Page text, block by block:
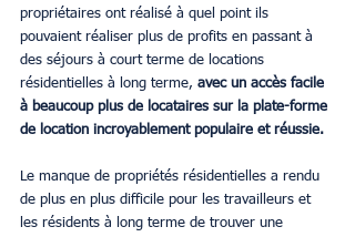
propriétaires ont réalisé à quel point ils
pouvaient réaliser plus de profits en passant à
des séjours à court terme de locations
résidentielles à long terme, avec un accès facile
à beaucoup plus de locataires sur la plate-forme
de location incroyablement populaire et réussie.
Le manque de propriétés résidentielles a rendu
de plus en plus difficile pour les travailleurs et
les résidents à long terme de trouver une